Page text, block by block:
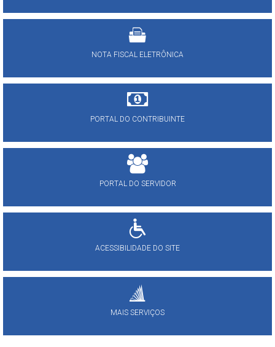
NOTA FISCAL ELETRÔNICA
PORTAL DO CONTRIBUINTE
PORTAL DO SERVIDOR
ACESSIBILIDADE DO SITE
MAIS SERVIÇOS